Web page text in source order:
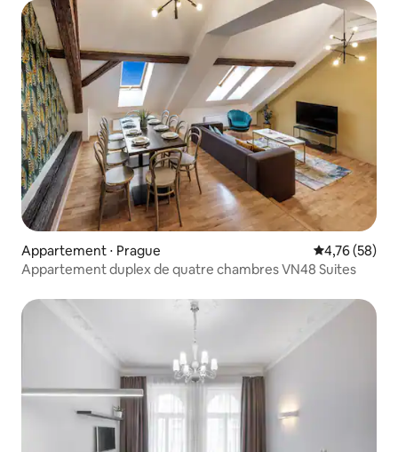
Appartement ⋅ Prague Évaluation
4,76 (58)
Appartement duplex de quatre chambres VN48 Suites